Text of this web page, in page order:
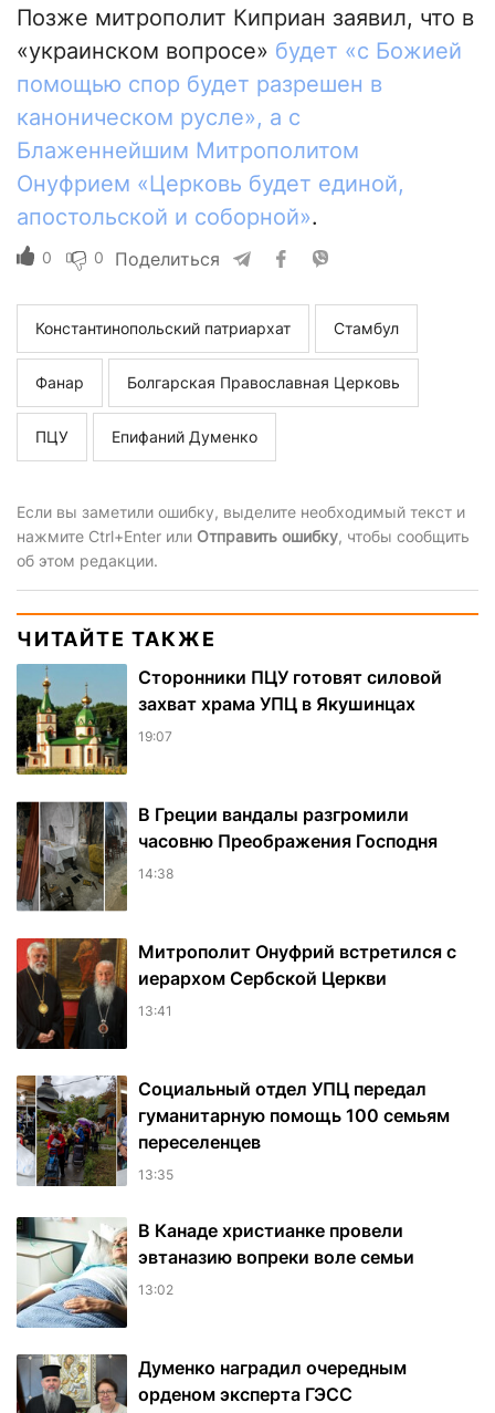
Позже митрополит Киприан заявил, что в
«украинском вопросе» будет «с Божией
помощью спор будет разрешен в
каноническом русле», а с
Блаженнейшим Митрополитом
Онуфрием «Церковь будет единой,
апостольской и соборной».
0 0 Поделиться
Константинопольский патриархат Стамбул
Фанар Болгарская Православная Церковь
ПЦУ Епифаний Думенко
Если вы заметили ошибку, выделите необходимый текст и
нажмите Ctrl+Enter или Отправить ошибку, чтобы сообщить
об этом редакции.
ЧИТАЙТЕ ТАКЖЕ
Сторонники ПЦУ готовят силовой
захват храма УПЦ в Якушинцах
19:07
В Греции вандалы разгромили
часовню Преображения Господня
14:38
Митрополит Онуфрий встретился с
иерархом Сербской Церкви
13:41
Социальный отдел УПЦ передал
гуманитарную помощь 100 семьям
переселенцев
13:35
В Канаде христианке провели
эвтаназию вопреки воле семьи
13:02
Думенко наградил очередным
орденом эксперта ГЭСС